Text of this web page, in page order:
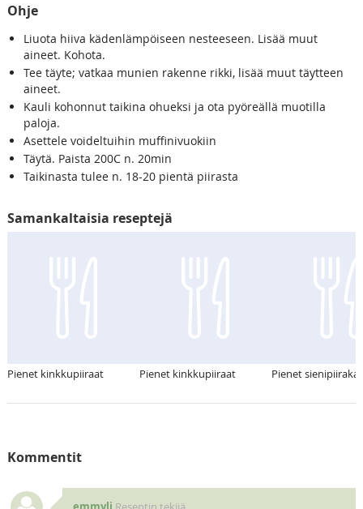
Ohje
Liuota hiiva kädenlämpöiseen nesteeseen. Lisää muut
aineet. Kohota.
Tee täyte; vatkaa munien rakenne rikki, lisää muut täytteen
aineet.
Kauli kohonnut taikina ohueksi ja ota pyöreällä muotilla
paloja.
Asettele voideltuihin muffinivuokiin
Täytä. Paista 200C n. 20min
Taikinasta tulee n. 18-20 pientä piirasta
Samankaltaisia reseptejä
Pienet kinkkupiiraat Pienet kinkkupiiraat Pienet sienipiirakat
Kommentit